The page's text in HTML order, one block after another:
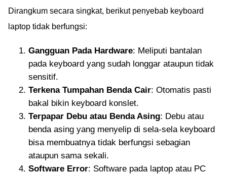
Dirangkum secara singkat, berikut penyebab keyboard
laptop tidak berfungsi:
Gangguan Pada Hardware: Meliputi bantalan
pada keyboard yang sudah longgar ataupun tidak
sensitif.
Terkena Tumpahan Benda Cair: Otomatis pasti
bakal bikin keyboard konslet.
Terpapar Debu atau Benda Asing: Debu atau
benda asing yang menyelip di sela-sela keyboard
bisa membuatnya tidak berfungsi sebagian
ataupun sama sekali.
Software Error: Software pada laptop atau PC